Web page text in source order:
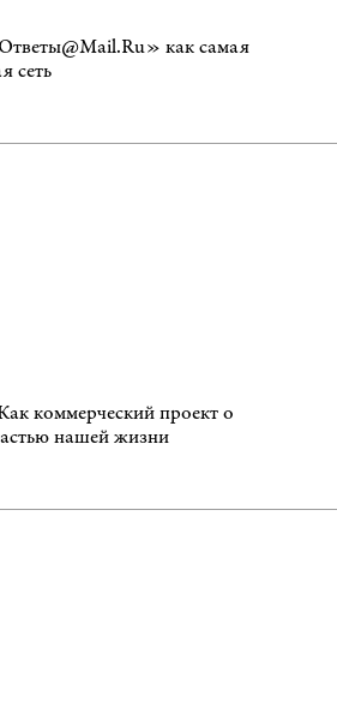
как самая
сеть
коммерческий проект о
нашей жизни